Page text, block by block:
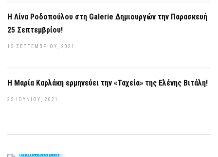
Η Λίνα Ροδοπούλου στη Galerie Δημιουργών την Παρασκευή
25 Σεπτεμβρίου!
15 ΣΕΠΤΕΜΒΡΊΟΥ, 2021
Η Μαρία Καρλάκη ερμηνεύει την «Ταχεία» της Ελένης Βιτάλη!
25 ΙΟΥΝΊΟΥ, 2021